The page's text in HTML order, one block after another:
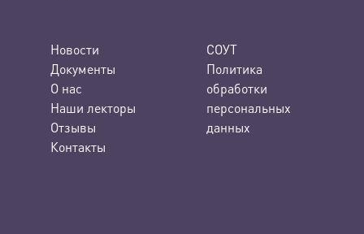
Новости
Документы
О нас
Наши лекторы
Отзывы
Контакты
СОУТ
Политика
обработки
персональных
данных